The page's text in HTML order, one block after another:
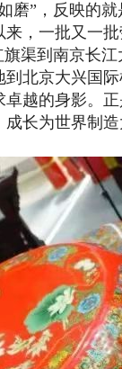
磨”，反映的
，一批又一
渠到南京长
到北京大兴国
越的身影。
长为世界制造